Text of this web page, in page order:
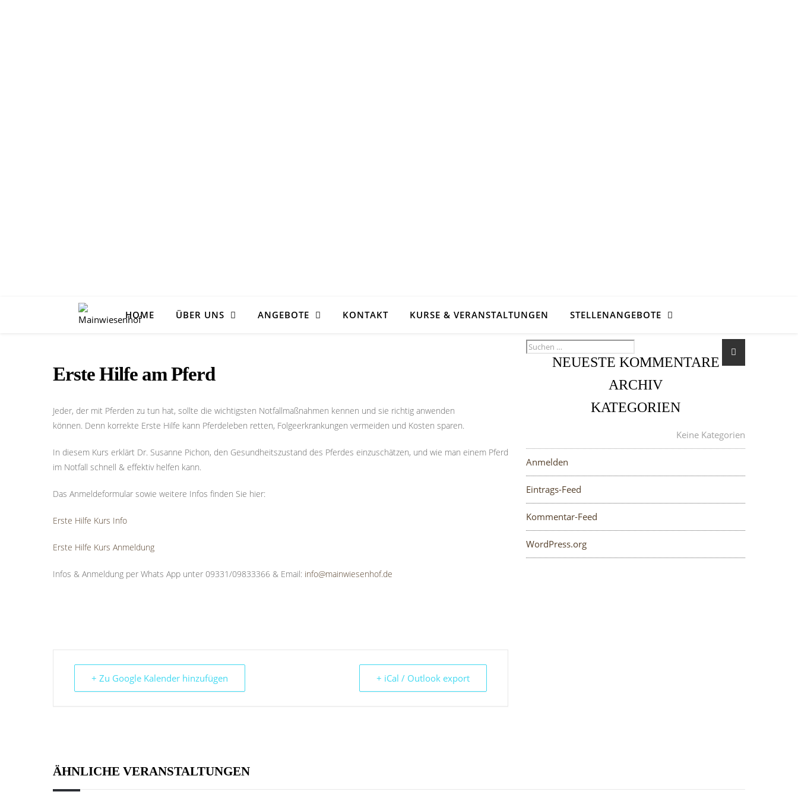
HOME ÜBER UNS ANGEBOTE KONTAKT KURSE & VERANSTALTUNGEN STELLENANGEBOTE
Erste Hilfe am Pferd
Jeder, der mit Pferden zu tun hat, sollte die wichtigsten Notfallmaßnahmen kennen und sie richtig anwenden
können. Denn korrekte Erste Hilfe kann Pferdeleben retten, Folgeerkrankungen vermeiden und Kosten sparen.
In diesem Kurs erklärt Dr. Susanne Pichon, den Gesundheitszustand des Pferdes einzuschätzen, und wie man einem Pferd
im Notfall schnell & effektiv helfen kann.
Das Anmeldeformular sowie weitere Infos finden Sie hier:
Erste Hilfe Kurs Info
Erste Hilfe Kurs Anmeldung
Infos & Anmeldung per Whats App unter 09331/09833366 & Email: info@mainwiesenhof.de
+ Zu Google Kalender hinzufügen + iCal / Outlook export
NEUESTE KOMMENTARE
ARCHIV
KATEGORIEN
Keine Kategorien
Anmelden
Eintrags-Feed
Kommentar-Feed
WordPress.org
ÄHNLICHE VERANSTALTUNGEN